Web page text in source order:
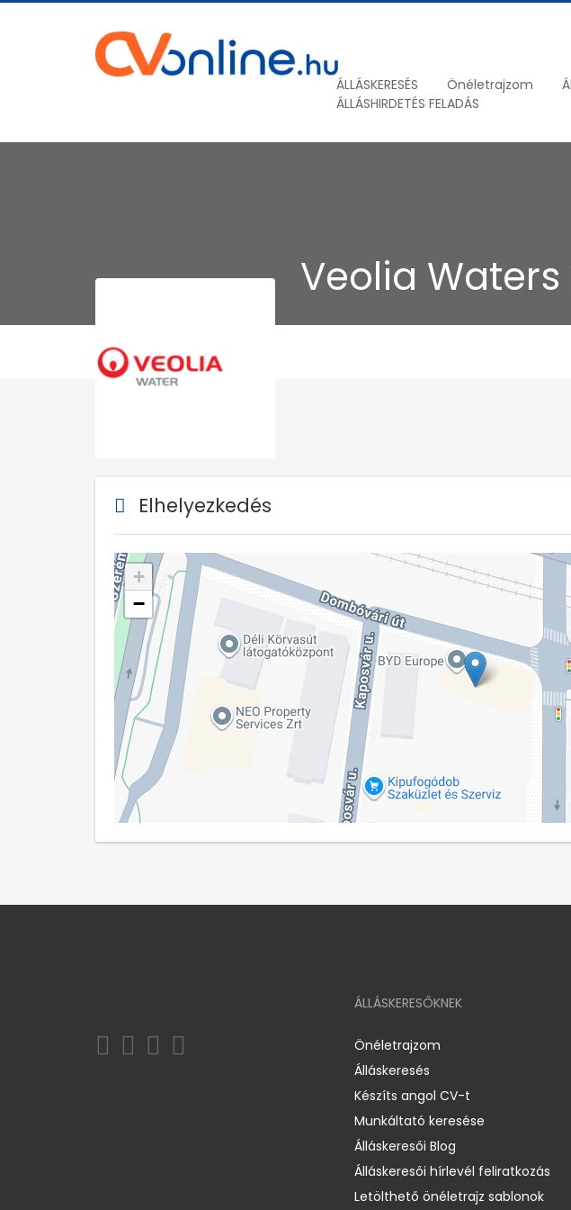
ÁLLÁSKERESÉS Önéletrajzom
ÁLLÁSHIRDETÉS FELADÁS
Veolia
Elhelyezkedés
+
−
ÁLLÁSKERESŐKNEK
Önéletrajzom
Álláskeresés
Készíts angol CV-t
Munkáltató keresése
Álláskeresői Blog
Álláskeresői hírlevél feliratkozás
Letölthető önéletrajz sablonok